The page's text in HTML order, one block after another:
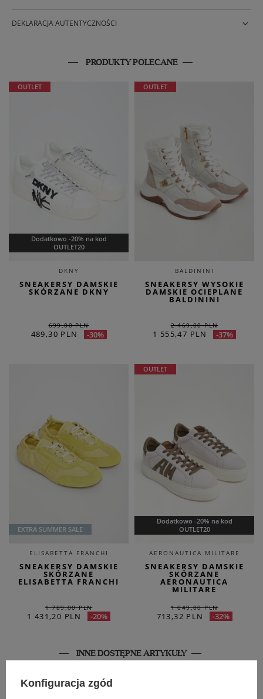
DEKLARACJA AUTENTYCZNOŚCI
PRODUKTY POLECANE
Dodatkowo -20% na kod
OUTLET20
OUTLET
DKNY
SNEAKERSY DAMSKIE
SKÓRZANE DKNY
699,00 PLN
489,30 PLN -30%
OUTLET
BALDININI
SNEAKERSY WYSOKIE
DAMSKIE OCIEPLANE
BALDININI
2 469,00 PLN
1 555,47 PLN -37%
EXTRA SUMMER SALE
ELISABETTA FRANCHI
SNEAKERSY DAMSKIE
SKÓRZANE
ELISABETTA FRANCHI
1 789,00 PLN
1 431,20 PLN -20%
Dodatkowo -20% na kod
OUTLET20
OUTLET
AERONAUTICA MILITARE
SNEAKERSY DAMSKIE
SKÓRZANE
AERONAUTICA
MILITARE
1 049,00 PLN
713,32 PLN -32%
INNE DOSTĘPNE ARTYKUŁY
Konfiguracja zgód